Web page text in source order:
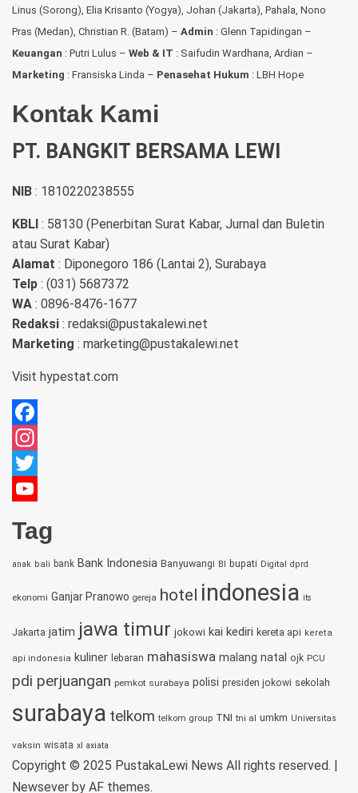
Linus (Sorong), Elia Krisanto (Yogya), Johan (Jakarta), Pahala, Nono
Pras (Medan), Christian R. (Batam) – Admin : Glenn Tapidingan –
Keuangan : Putri Lulus – Web & IT : Saifudin Wardhana, Ardian –
Marketing : Fransiska Linda – Penasehat Hukum : LBH Hope
Kontak Kami
PT. BANGKIT BERSAMA LEWI
NIB : 1810220238555
KBLI : 58130 (Penerbitan Surat Kabar, Jurnal dan Buletin
atau Surat Kabar)
Alamat : Diponegoro 186 (Lantai 2), Surabaya
Telp : (031) 5687372
WA : 0896-8476-1677
Redaksi : redaksi@pustakalewi.net
Marketing : marketing@pustakalewi.net
Visit hypestat.com
Facebook
Instagram
Twitter
Channel
Tag
anak bali bank Bank Indonesia Banyuwangi BI bupati Digital dprd
ekonomi Ganjar Pranowo gereja hotel indonesia its
Jakarta jatim jawa timur jokowi kai kediri kereta api kereta
api indonesia kuliner lebaran mahasiswa malang natal ojk PCU
pdi perjuangan pemkot surabaya polisi presiden jokowi sekolah
surabaya telkom telkom group TNI tni al umkm Universitas
vaksin wisata xl axiata
Copyright © 2025 PustakaLewi News All rights reserved. |
Newsever by AF themes.